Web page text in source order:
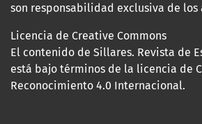
son responsabilidad exclusiva de los
Licencia de Creative Commons
El contenido de Sillares. Revista de
está bajo términos de la licencia de
Reconocimiento 4.0 Internacional.